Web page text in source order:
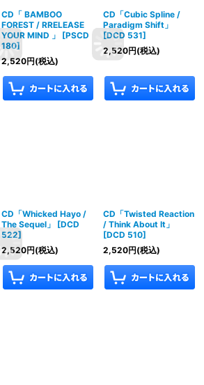
CD「 BAMBOO
FOREST / RRELEASE
YOUR MIND 」
[PSCD
180]
2,520円(税込)
CD「Cubic Spline /
Paradigm Shift」
[DCD 531]
2,520円(税込)
CD「Whicked Hayo /
The Sequel」
[DCD
522]
2,520円(税込)
CD「Twisted Reaction
/ Think About It」
[DCD 510]
2,520円(税込)